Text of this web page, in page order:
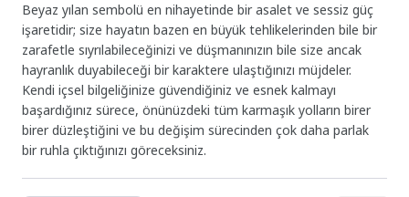
Beyaz yılan sembolü en nihayetinde bir asalet ve sessiz güç
işaretidir; size hayatın bazen en büyük tehlikelerinden bile bir
zarafetle sıyrılabileceğinizi ve düşmanınızın bile size ancak
hayranlık duyabileceği bir karaktere ulaştığınızı müjdeler.
Kendi içsel bilgeliğinize güvendiğiniz ve esnek kalmayı
başardığınız sürece, önünüzdeki tüm karmaşık yolların birer
birer düzleştiğini ve bu değişim sürecinden çok daha parlak
bir ruhla çıktığınızı göreceksiniz.